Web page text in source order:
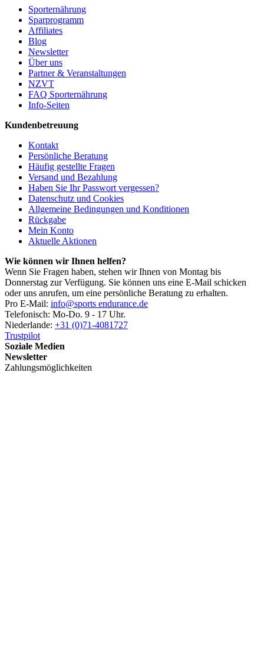
Sporternährung
Sparprogramm
Affiliates
Blog
Newsletter
Über uns
Partner & Veranstaltungen
NZVT
FAQ Sporternährung
Info-Seiten
Kundenbetreuung
Kontakt
Persönliche Beratung
Häufig gestellte Fragen
Versand und Bezahlung
Haben Sie Ihr Passwort vergessen?
Datenschutz und Cookies
Allgemeine Bedingungen und Konditionen
Rückgabe
Mein Konto
Aktuelle Aktionen
Wie können wir Ihnen helfen?
Wenn Sie Fragen haben, stehen wir Ihnen von Montag bis
Donnerstag zur Verfügung. Sie können uns eine E-Mail schicken
oder uns anrufen, um eine persönliche Beratung zu erhalten.
Pro E-Mail: info@sports endurance.de
Telefonisch: Mo-Do. 9 - 17 Uhr.
Niederlande: +31 (0)71-4081727
Trustpilot
Soziale Medien
Newsletter
Zahlungsmöglichkeiten